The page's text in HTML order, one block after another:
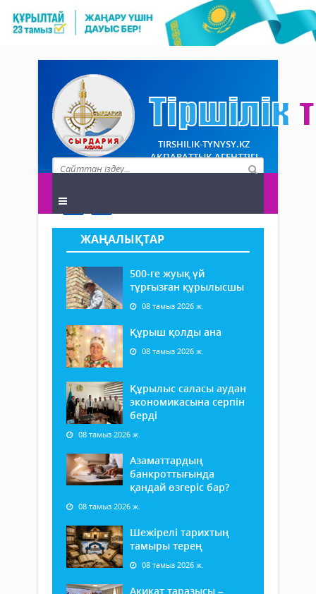
TIRSHILIK-TYNYSY.KZ
АҚПАРАТТЫҚ АГЕНТТІГІ
ЖАҢАЛЫҚТАР
500-ге жуық үй
тұрғызған құрылысшы
08 тамыз 2026 ж.
Құрыш қолды ана
08 тамыз 2026 ж.
Құрылыс саласы аудан
экономикасына серпін
берді
08 тамыз 2026 ж.
Азаматтардың
банкроттығында
қандай өзгеріс бар?
08 тамыз 2026 ж.
Шежірелі тарихтың
тамыры терең
08 тамыз 2026 ж.
Ақиқат таразысы –